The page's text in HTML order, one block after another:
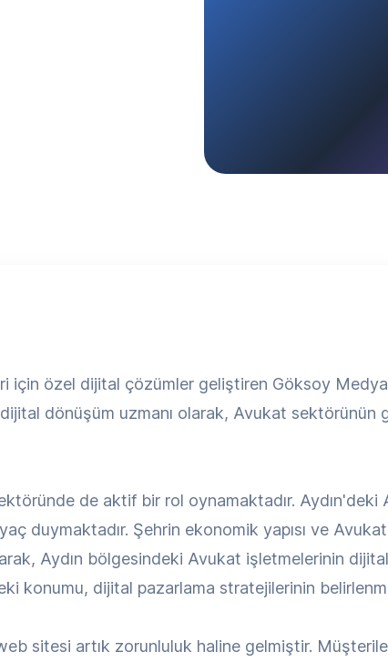
için özel dijital çözümler geliştiren Göksoy
dönüşüm uzmanı olarak, Avukat sektörünün
de aktif bir rol oynamaktadır.
duymaktadır. Şehrin ekonomik yapısı ve
Aydın bölgesindeki Avukat işletmelerinin
konumu, dijital pazarlama stratejilerinin
sitesi artık zorunluluk haline gelmiştir.